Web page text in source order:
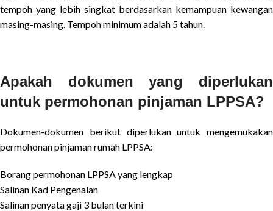
tempoh yang lebih singkat berdasarkan kemampuan kewangan
masing-masing. Tempoh minimum adalah 5 tahun.
Apakah dokumen yang diperlukan
untuk permohonan pinjaman LPPSA?
Dokumen-dokumen berikut diperlukan untuk mengemukakan
permohonan pinjaman rumah LPPSA:
Borang permohonan LPPSA yang lengkap
Salinan Kad Pengenalan
Salinan penyata gaji 3 bulan terkini